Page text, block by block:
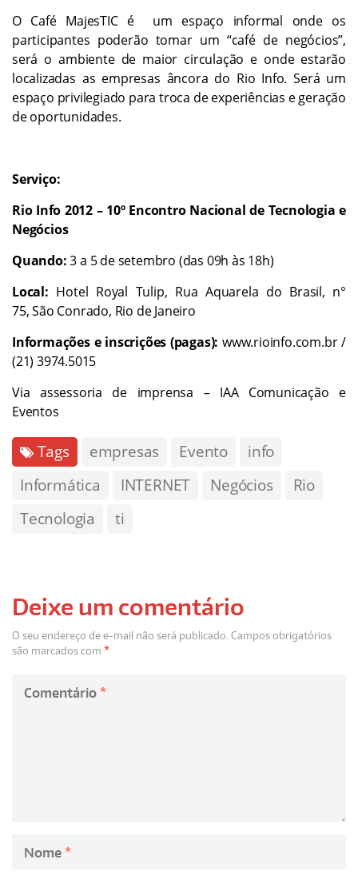
O Café MajesTIC é um espaço informal onde os
participantes poderão tomar um “café de negócios”,
será o ambiente de maior circulação e onde estarão
localizadas as empresas âncora do Rio Info. Será um
espaço privilegiado para troca de experiências e geração
de oportunidades.
Serviço:
Rio Info 2012 – 10º Encontro Nacional de Tecnologia e
Negócios
Quando:3 a 5 de setembro (das 09h às 18h)
Local: Hotel Royal Tulip, Rua Aquarela do Brasil, n°
75, São Conrado, Rio de Janeiro
Informações e inscrições (pagas): www.rioinfo.com.br/
(21) 3974.5015
Via assessoria de imprensa – IAA Comunicação e
Eventos
Tags empresas Evento
info
Informática
INTERNET Negócios
Rio
Tecnologia
ti
Deixe um comentário
O seu endereço de e-mail não será publicado. Campos obrigatórios
são marcados com *
Comentário *
Nome *